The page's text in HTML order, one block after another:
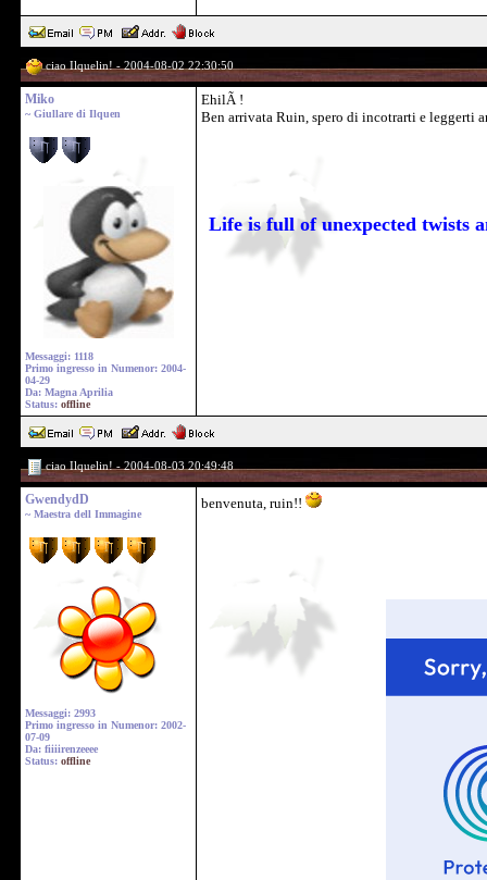
ciao Ilquelin! - 2004-08-02 22:30:50
Miko
~ Giullare di Ilquen
Messaggi: 1118
Primo ingresso in Numenor: 2004-
04-29
Da: Magna Aprilia
Status: offline
EhilÃ !
Ben arrivata Ruin, spero di incotrarti e leggerti
Life is full of unexpected twists
ciao Ilquelin! - 2004-08-03 20:49:48
GwendydD
~ Maestra dell Immagine
Messaggi: 2993
Primo ingresso in Numenor: 2002-
07-09
Da: fiiiirenzeeee
Status: offline
benvenuta, ruin!!